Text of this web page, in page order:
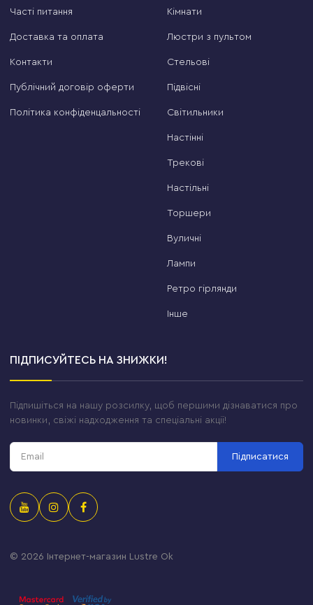
Часті питання
Доставка та оплата
Контакти
Публічний договір оферти
Політика конфіденцальності
Кімнати
Люстри з пультом
Стельові
Підвісні
Світильники
Настінні
Трекові
Настільні
Торшери
Вуличні
Лампи
Ретро гірлянди
Інше
ПІДПИСУЙТЕСЬ НА ЗНИЖКИ!
Підпишіться на нашу розсилку, щоб першими дізнаватися про
новинки, свіжі надходження та спеціальні акції!
Підписатися
© 2026 Інтернет-магазин Lustre Ok